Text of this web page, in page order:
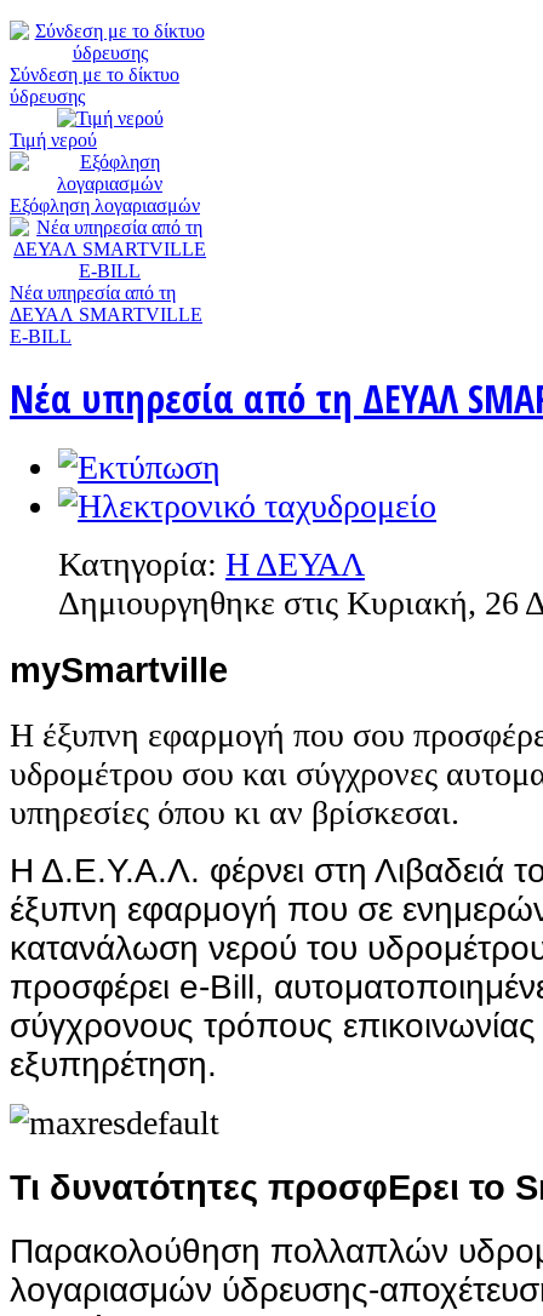
Σύνδεση με το δίκτυο
ύδρευσης
Τιμή νερού
Εξόφληση λογαριασμών
Nέα υπηρεσία από τη
ΔΕΥΑΛ SMARTVILLE
E-BILL
Nέα υπηρεσία από τη ΔΕΥΑΛ
Κατηγορία: Η ΔΕΥΑΛ
Δημιουργηθηκε στις Κυριακή, 26
mySmartville
Η έξυπνη εφαρμογή που σου
υδρομέτρου σου και σύγχρονες
υπηρεσίες όπου κι αν βρίσκεσαι.
Η Δ.Ε.Υ.Α.Λ. φέρνει στη Λιβαδειά
έξυπνη εφαρμογή που σε
κατανάλωση νερού του
προσφέρει e-Bill,
σύγχρονους τρόπους
εξυπηρέτηση.
Τι δυνατότητες προσφEρει το
Παρακολούθηση πολλαπλών
λογαριασμών ύδρευσης-